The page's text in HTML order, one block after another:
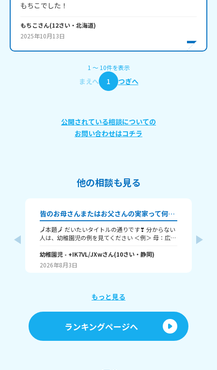
もちこさん(12さい・ 北海道)
2025年10月13日
1 〜 10件を表示
まえへ 1 つぎへ
公開されている相談についての
お問い合わせはコチラ
他の相談も見る
皆のお母さんまたはお父さんの実家って何県？？
🗾本題🗾 だいたいタイトルの通りです❣ 分からない
人は、幼稚園児の例を見てください ＜例＞ 母：広
けど、、、 ※幼稚園児は静岡に住んでるよ～ もちろ
ん県内でもOK.👌 言いたくない人は、地方だけでも
幼稚園児 - +IK7VL/JXwさん(10さい・ 静岡)
2026年8月3日
もっと見る
ランキングページへ